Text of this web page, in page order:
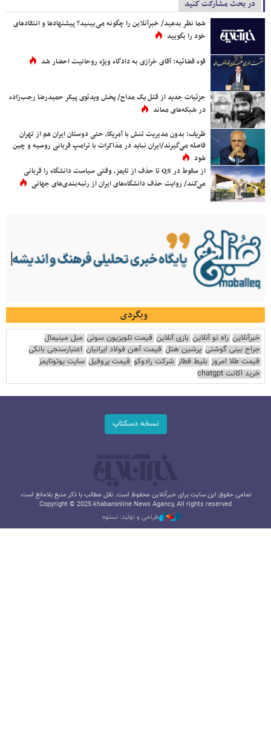
در بحث مشارکت کنید
شما نظر بدهید/ خبرآنلاین را چگونه می‌بینید؟ پیشنهادها و انتقادهای
خود را بگویید
قوه قضائیه: آقای خرازی به دادگاه ویژه روحانیت احضار شد
جزئیات جدید از قتل یک مداح/ پخش ویدئوی پیکر حمیدرضا رجب‌زاده
در شبکه‌های معاند
ظریف: بدون مدیریت تنش با آمریکا، حتی دوستان ایران هم از تهران
فاصله می‌گیرند/ایران نباید در مذاکرات با ترامپ قربانی روسیه و چین
شود
از سقوط در QS تا حذف از تایمز، وقتی سیاست دانشگاه را قربانی
می‌کند/ روایت حذف دانشگاه‌های ایران از رتبه‌بندی‌های جهانی
وبگردی
خبرآنلاین راه نو آنلاین بازی آنلاین قیمت تلویزیون سونی مبل مینیمال
جراح بینی گوشتی پرشین هتل قیمت آهن فولاد ایرانیان اعتبارسنجی بانکی
قیمت طلا امروز بلیط قطار شرکت رادوکو قیمت پروفیل سایت یوتوتایمز
خرید اکانت chatgpt
نسخه دسکتاپ
تمامی حقوق این سایت برای خبرآنلاین محفوظ است. نقل مطالب با ذکر منبع بلامانع است.
Copyright © 2025 khabaronline News Agancy, All rights reserved
طراحی و تولید: نستوه